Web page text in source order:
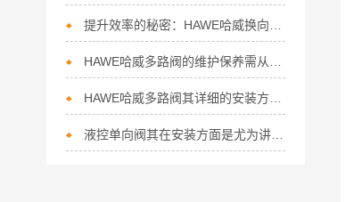
液控单向阀其在安装方面是尤为讲究的